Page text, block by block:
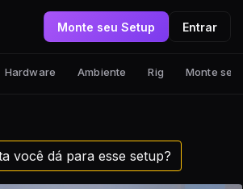
Monte seu Setup Entrar
Hardware Ambiente Rig Monte seu
você dá para esse setup?